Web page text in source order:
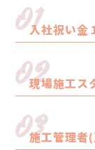
01入社祝い金
02
現場施工ス
03
施工管理者